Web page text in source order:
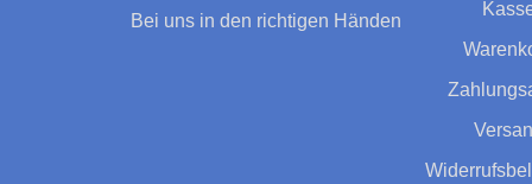
Bei uns in den richtigen Händen